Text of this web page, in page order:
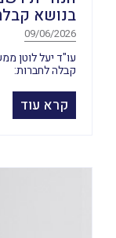
בנושא
09/06/2026
עו"ד יעל לוטן
קבלה לחברות:
קרא עוד